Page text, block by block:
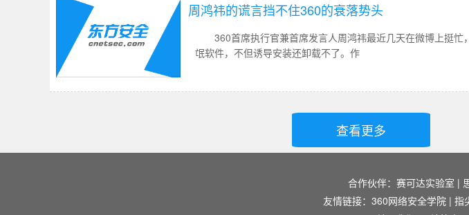
周鸿祎的谎言挡不住360的衰落势头
360首席执行官兼首席发言人周鸿祎最近几天在微博上挺忙
氓软件，不但诱导安装还卸载不了。作
查看更多
合作伙伴： 赛可达实验室 |
友情链接： 360网络安全学院 | 指